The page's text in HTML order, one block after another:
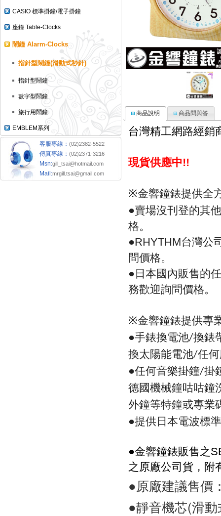
CASIO 標準掛鐘/電子掛鐘
座鐘 Table-Clocks
鬧鐘 Alarm-Clocks
指針型鬧鐘(滑動式秒針)
指針型鬧鐘
數字型鬧鐘
旅行用鬧鐘
EMBLEM系列
客服專線： (02)2382-5522
傳真專線： (02)2371-3216
Msn:gill_tsai@hotmail.com
Mail:mrgill.tsai@gmail.com
商品說明 商品問與答
台灣精工網路經銷
現貨供應中!!
※金響鐘錶提供全
●賣場沒刊登的其
格。
●RHYTHM台灣公
問價格。
●日本國內販售的
務歡迎詢問價格。
※金響鐘錶提供專
●手錶換電池/換錶
換太陽能電池/任
●任何音樂掛鐘/掛
德國機械鐘咕咕鐘
外鐘等特鐘或專業
●提供日本電波標
●金響鐘錶販售之
之原廠公司貨，附
●原廠建議售價
●靜音機芯(滑